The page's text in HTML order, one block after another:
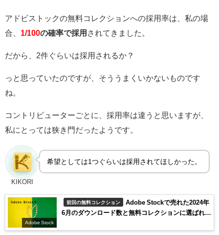
アドビストックの無料コレクションへの採用率は、私の場
合、 1/100の確率で採用 されてきました。
だから、2件ぐらいは採用されるか？
っと思っていたのですが、そううまくいかないものです
ね。
コントリビューターごとに、採用率は違うと思いますが、
私にとっては狭き門だったようです。
KIKORI
希望としては1つぐらいは採用されてほしかった。
Adobe Stock
前回の無料コレクション
Adobe Stockで売れた2024年
6月のダウンロード数と無料コレクションに選ばれた